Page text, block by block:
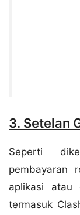
3. Setelan
Seperti
pembayaran
aplikasi atau
termasuk